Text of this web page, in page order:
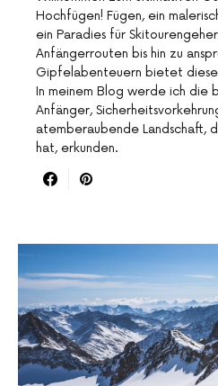
Hochfügen! Fügen, ein
ein Paradies für
Anfängerrouten bis hin zu
Gipfelabenteuern bietet
In meinem Blog werde ich die
Anfänger,
atemberaubende Landschaft,
hat, erkunden.